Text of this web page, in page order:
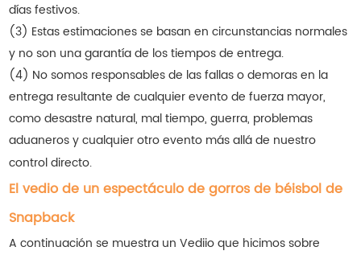
días festivos.
(3) Estas estimaciones se basan en circunstancias normales
y no son una garantía de los tiempos de entrega.
(4) No somos responsables de las fallas o demoras en la
entrega resultante de cualquier evento de fuerza mayor,
como desastre natural, mal tiempo, guerra, problemas
aduaneros y cualquier otro evento más allá de nuestro
control directo.
El vedio de un espectáculo de gorros de béisbol de
Snapback
A continuación se muestra un Vediio que hicimos sobre